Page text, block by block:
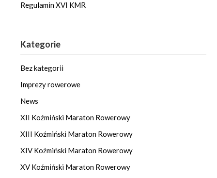
Regulamin XVI KMR
Kategorie
Bez kategorii
Imprezy rowerowe
News
XII Koźmiński Maraton Rowerowy
XIII Koźmiński Maraton Rowerowy
XIV Koźmiński Maraton Rowerowy
XV Koźmiński Maraton Rowerowy